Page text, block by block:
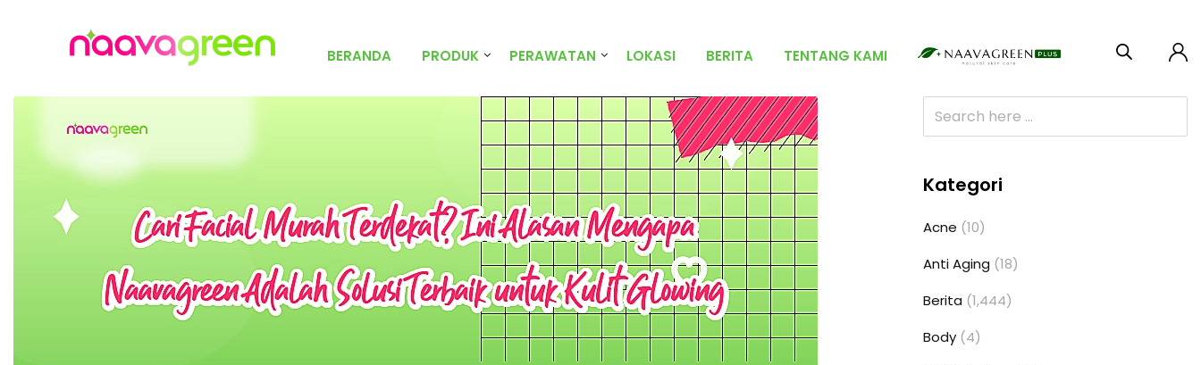
BERANDA PRODUK PERAWATAN LOKASI BERITA TENTANG KAMI
Kategori
Acne (10)
Anti Aging (18)
Berita (1,444)
Body (4)